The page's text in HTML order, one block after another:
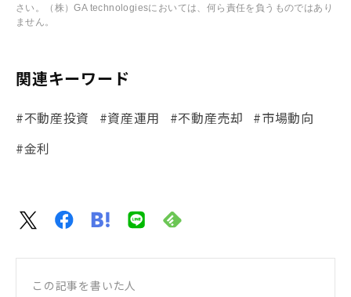
さい。（株）GA technologiesにおいては、何ら責任を負うものではあり
ません。
関連キーワード
#不動産投資 #資産運用 #不動産売却
#市場動向
#金利
この記事を書いた人